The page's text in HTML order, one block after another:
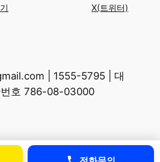
X(트위터)
| 1555-5795 | 대
번호 786-08-03000